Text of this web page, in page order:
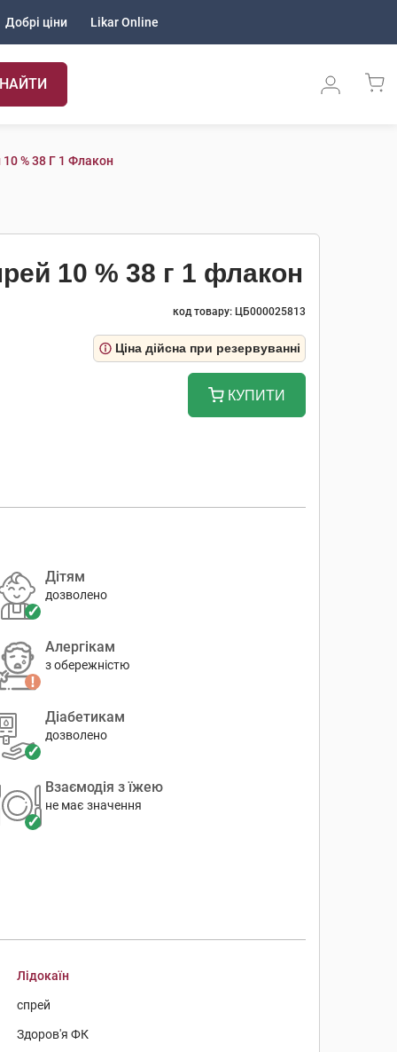
Добрі ціни Likar Online
% 38 Г 1 Флакон
10 % 38 г 1 флакон
код товару: ЦБ000025813
Ціна дійсна при резервуванні
КУПИТИ
Дітям
дозволено
Алергікам
з обережністю
Діабетикам
дозволено
Взаємодія з їжею
не має значення
Лідокаїн
спрей
Здоров'я ФК